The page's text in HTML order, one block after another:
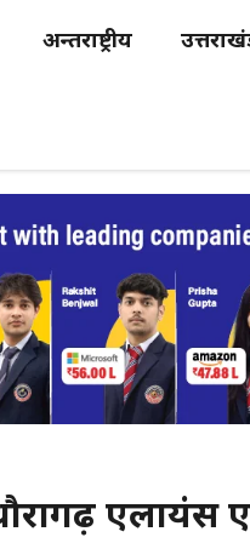
अन्तर्राष्ट्रीय
एलायंस